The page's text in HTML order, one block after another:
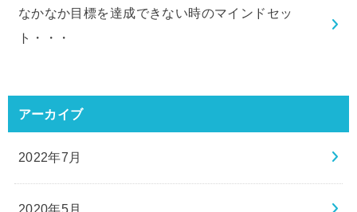
なかなか目標を達成できない時のマインドセッ
ト・・・
アーカイブ
2022年7月
2020年5月